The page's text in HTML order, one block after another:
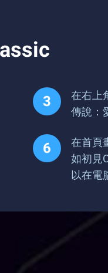
在右上
傳說：
在首頁
如初見
以在電